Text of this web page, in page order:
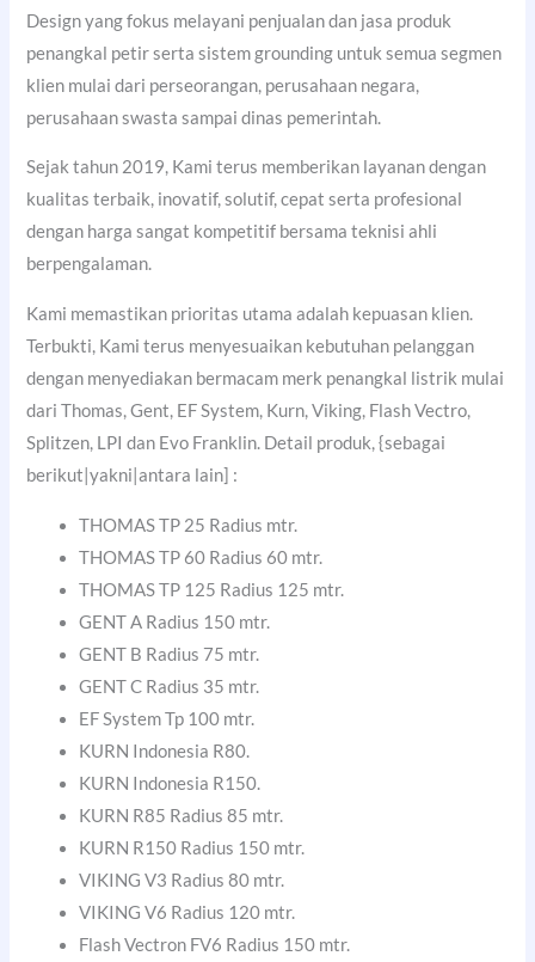
Design yang fokus melayani penjualan dan jasa produk
penangkal petir serta sistem grounding untuk semua segmen
klien mulai dari perseorangan, perusahaan negara,
perusahaan swasta sampai dinas pemerintah.
Sejak tahun 2019, Kami terus memberikan layanan dengan
kualitas terbaik, inovatif, solutif, cepat serta profesional
dengan harga sangat kompetitif bersama teknisi ahli
berpengalaman.
Kami memastikan prioritas utama adalah kepuasan klien.
Terbukti, Kami terus menyesuaikan kebutuhan pelanggan
dengan menyediakan bermacam merk penangkal listrik mulai
dari Thomas, Gent, EF System, Kurn, Viking, Flash Vectro,
Splitzen, LPI dan Evo Franklin. Detail produk, {sebagai
berikut|yakni|antara lain] :
THOMAS TP 25 Radius mtr.
THOMAS TP 60 Radius 60 mtr.
THOMAS TP 125 Radius 125 mtr.
GENT A Radius 150 mtr.
GENT B Radius 75 mtr.
GENT C Radius 35 mtr.
EF System Tp 100 mtr.
KURN Indonesia R80.
KURN Indonesia R150.
KURN R85 Radius 85 mtr.
KURN R150 Radius 150 mtr.
VIKING V3 Radius 80 mtr.
VIKING V6 Radius 120 mtr.
Flash Vectron FV6 Radius 150 mtr.